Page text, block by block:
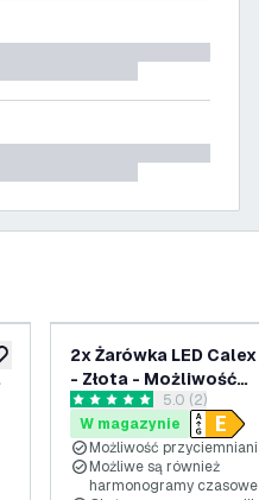
do listy życzeń
2x Żarówka LED
- Złota - Możliwość
ściemniania - E27 -
1800K-3000K
otwórz
5 Gwiazdki oceny
5.0 (2)
W magazynie
Możliwość
Możliwe są również
harmonogramy czasowe